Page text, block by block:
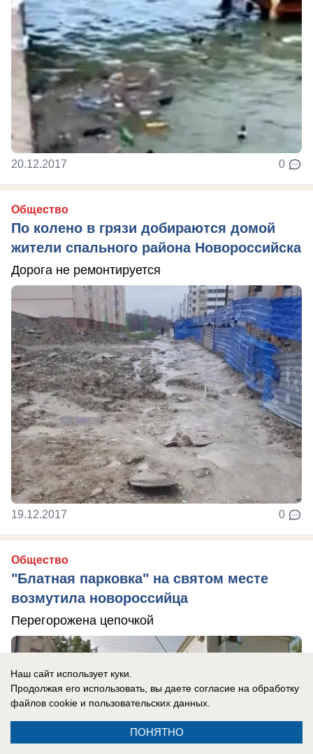
20.12.2017 0
Общество
По колено в грязи добираются домой
жители спального района Новороссийска
Дорога не ремонтируется
19.12.2017 0
Общество
"Блатная парковка" на святом месте
возмутила новороссийца
Перегорожена цепочкой
Наш сайт использует куки.
Продолжая его использовать, вы даете согласие на обработку
файлов cookie и пользовательских данных.
ПОНЯТНО